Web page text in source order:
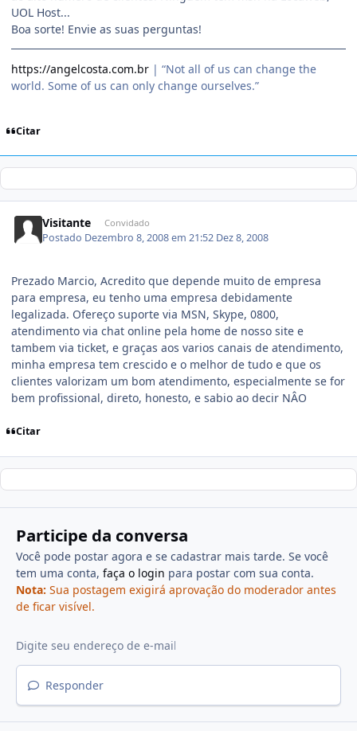
UOL Host...
Boa sorte! Envie as suas perguntas!
https://angelcosta.com.br | “Not all of us can change the
world. Some of us can only change ourselves.”
Citar
Visitante Convidado
Postado Dezembro 8, 2008 em 21:52 Dez 8, 2008
Prezado Marcio, Acredito que depende muito de empresa
para empresa, eu tenho uma empresa debidamente
legalizada. Ofereço suporte via MSN, Skype, 0800,
atendimento via chat online pela home de nosso site e
tambem via ticket, e graças aos varios canais de atendimento,
minha empresa tem crescido e o melhor de tudo e que os
clientes valorizam um bom atendimento, especialmente se for
bem profissional, direto, honesto, e sabio ao decir NÂO
Citar
Participe da conversa
Você pode postar agora e se cadastrar mais tarde. Se você
tem uma conta, faça o login para postar com sua conta.
Nota: Sua postagem exigirá aprovação do moderador antes
de ficar visível.
Responder